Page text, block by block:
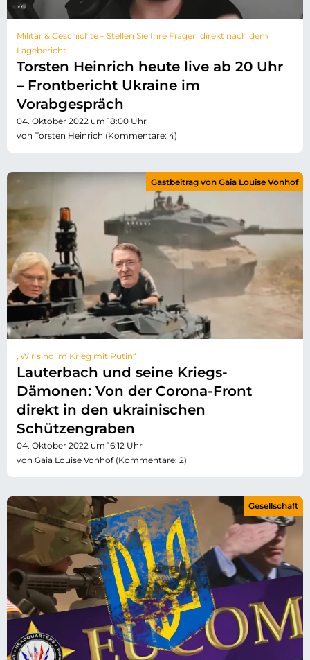
Militär & Geschichte – Stellen Sie Ihre Fragen direkt nach dem
Lagebericht
Torsten Heinrich heute live ab 20 Uhr
– Frontbericht Ukraine im
Vorabgespräch
04. Oktober 2022 um 18:00 Uhr
von Torsten Heinrich (Kommentare: 4)
„Wir sind im Krieg mit Putin“
Lauterbach und seine Kriegs-
Dämonen: Von der Corona-Front
direkt in den ukrainischen
Schützengraben
04. Oktober 2022 um 16:12 Uhr
von Gaia Louise Vonhof (Kommentare: 2)
Gastbeitrag von Gaia Louise Vonhof
Gesellschaft